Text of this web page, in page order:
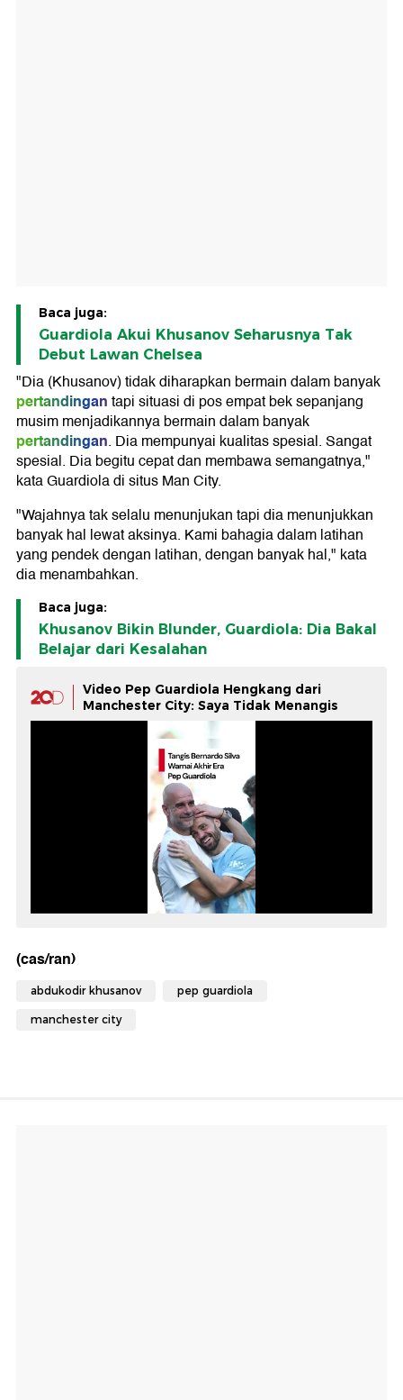
Baca juga:
Guardiola Akui Khusanov Seharusnya Tak
Debut Lawan Chelsea
"Dia (Khusanov) tidak diharapkan bermain dalam banyak
pertandingantapi situasi di pos empat bek sepanjang
musim menjadikannya bermain dalam banyak
pertandingan. Dia mempunyai kualitas spesial. Sangat
spesial. Dia begitu cepat dan membawa semangatnya,"
kata Guardiola di situs Man City.
"Wajahnya tak selalu menunjukan tapi dia menunjukkan
banyak hal lewat aksinya. Kami bahagia dalam latihan
yang pendek dengan latihan, dengan banyak hal," kata
dia menambahkan.
Baca juga:
Khusanov Bikin Blunder, Guardiola: Dia Bakal
Belajar dari Kesalahan
Video Pep Guardiola Hengkang dari
Manchester City: Saya Tidak Menangis
(cas/ran)
abdukodir khusanov pep guardiola
manchester city